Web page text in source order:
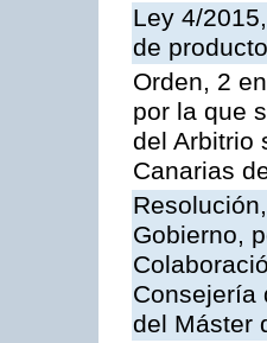
Ley 4/
de
Orden, 2
por la que
del Arbitrio
Canarias
Gobierno,
Consejería
del Máster